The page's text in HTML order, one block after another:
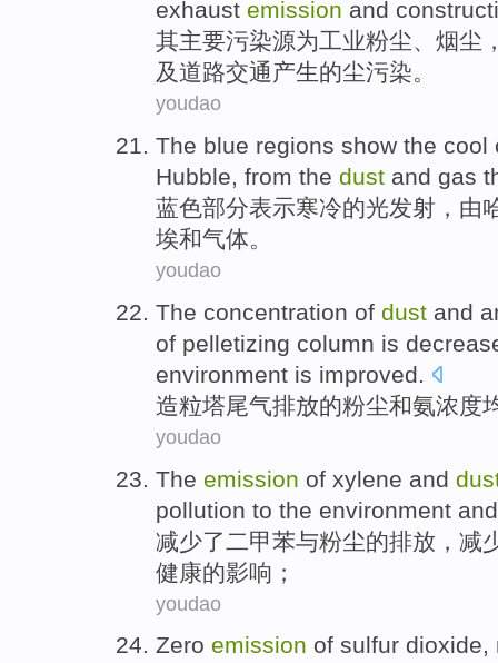
exhaust emission and
其主要污染源为工业粉尘、 烟尘
及道路交通产生的尘污染。
youdao
The blue regions show the cool
Hubble, from the dust and gas
蓝色部分表示寒冷的光发射 ， 由
埃和气体。
youdao
The concentration of dust and
of pelletizing column is
environment is improved.
造粒塔尾气排放的粉尘和氨浓度
youdao
The emission of xylene and
pollution to the environment and
减少了 二甲苯与粉尘的排放 ， 减
健康的影响；
youdao
Zero emission of sulfur dioxide,